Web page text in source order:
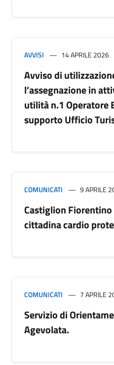
AVVISI 14 APRILE 2026
Avviso di
l’assegnazione in
utilità n.1 Operatore
supporto Ufficio
COMUNICATI 9 APRILE
Castiglion
cittadina cardio
COMUNICATI 7 APRILE
Servizio di
Agevolata.